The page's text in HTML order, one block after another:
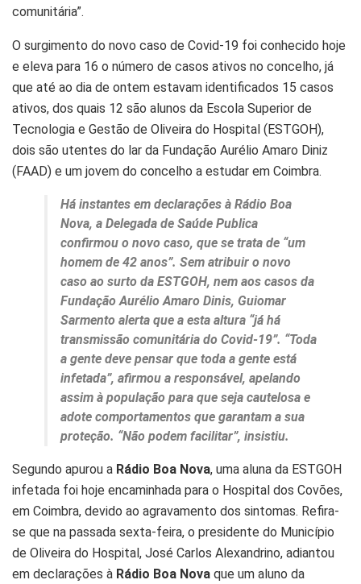
comunitária”.
O surgimento do novo caso de Covid-19 foi conhecido hoje
e eleva para 16 o número de casos ativos no concelho, já
que até ao dia de ontem estavam identificados 15 casos
ativos, dos quais 12 são alunos da Escola Superior de
Tecnologia e Gestão de Oliveira do Hospital (ESTGOH),
dois são utentes do lar da Fundação Aurélio Amaro Diniz
(FAAD) e um jovem do concelho a estudar em Coimbra.
Há instantes em declarações à Rádio Boa
Nova, a Delegada de Saúde Publica
confirmou o novo caso, que se trata de “um
homem de 42 anos”. Sem atribuir o novo
caso ao surto da ESTGOH, nem aos casos da
Fundação Aurélio Amaro Dinis, Guiomar
Sarmento alerta que a esta altura “já há
transmissão comunitária do Covid-19”. “Toda
a gente deve pensar que toda a gente está
infetada”, afirmou a responsável, apelando
assim à população para que seja cautelosa e
adote comportamentos que garantam a sua
proteção. “Não podem facilitar”, insistiu.
Segundo apurou a Rádio Boa Nova, uma aluna da ESTGOH
infetada foi hoje encaminhada para o Hospital dos Covões,
em Coimbra, devido ao agravamento dos sintomas. Refira-
se que na passada sexta-feira, o presidente do Município
de Oliveira do Hospital, José Carlos Alexandrino, adiantou
em declarações à Rádio Boa Nova que um aluno da